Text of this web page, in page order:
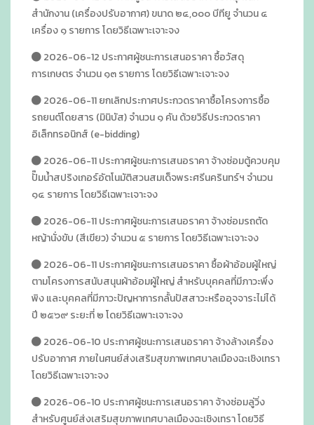
สำนักงาน (เครื่องปรับอากาศ) ขนาด ๒๔,๐๐๐ บีทียู จำนวน ๔
เครื่อง ๑ รายการ โดยวิธีเฉพาะเจาะจง
2026-06-12 ประกาศผู้ชนะการเสนอราคา ซื้อวัสดุ
การเกษตร จำนวน ๑๓ รายการ โดยวิธีเฉพาะเจาะจง
2026-06-11 ยกเลิกประกาศประกวดราคาซื้อโครงการซื้อ
รถยนต์โดยสาร (มินิบัส) จำนวน ๑ คัน ด้วยวิธีประกวดราคา
อิเล็กทรอนิกส์ (e-bidding)
2026-06-11 ประกาศผู้ชนะการเสนอราคา จ้างซ่อมตู้ควบคุม
ปั๊มน้ำสปริงเกอร์อัตโนมัติสวนสมเด็จพระศรีนครินทร์ฯ จำนวน
๑๔ รายการ โดยวิธีเฉพาะเจาะจง
2026-06-11 ประกาศผู้ชนะการเสนอราคา จ้างซ่อมรถตัด
หญ้านั่งขับ (สีเขียว) จำนวน ๕ รายการ โดยวิธีเฉพาะเจาะจง
2026-06-11 ประกาศผู้ชนะการเสนอราคา ซื้อผ้าอ้อมผู้ใหญ่
ตามโครงการสนับสนุนผ้าอ้อมผู้ใหญ่ สำหรับบุคคลที่มีภาวะพึ่ง
พิง และบุคคลที่มีภาวะปัญหาการกลั้นปัสสาวะหรืออุจจาระไม่ได้
ปี ๒๕๖๙ ระยะที่ ๒ โดยวิธีเฉพาะเจาะจง
2026-06-10 ประกาศผู้ชนะการเสนอราคา จ้างล้างเครื่อง
ปรับอากาศ ภายในศนย์ส่งเสริมสุขภาพเทศบาลเมืองฉะเชิงเทรา
โดยวิธีเฉพาะเจาะจง
2026-06-10 ประกาศผู้ชนะการเสนอราคา จ้างซ่อมลู่วิ่ง
สำหรับศูนย์ส่งเสริมสุขภาพเทศบาลเมืองฉะเชิงเทรา โดยวิธี